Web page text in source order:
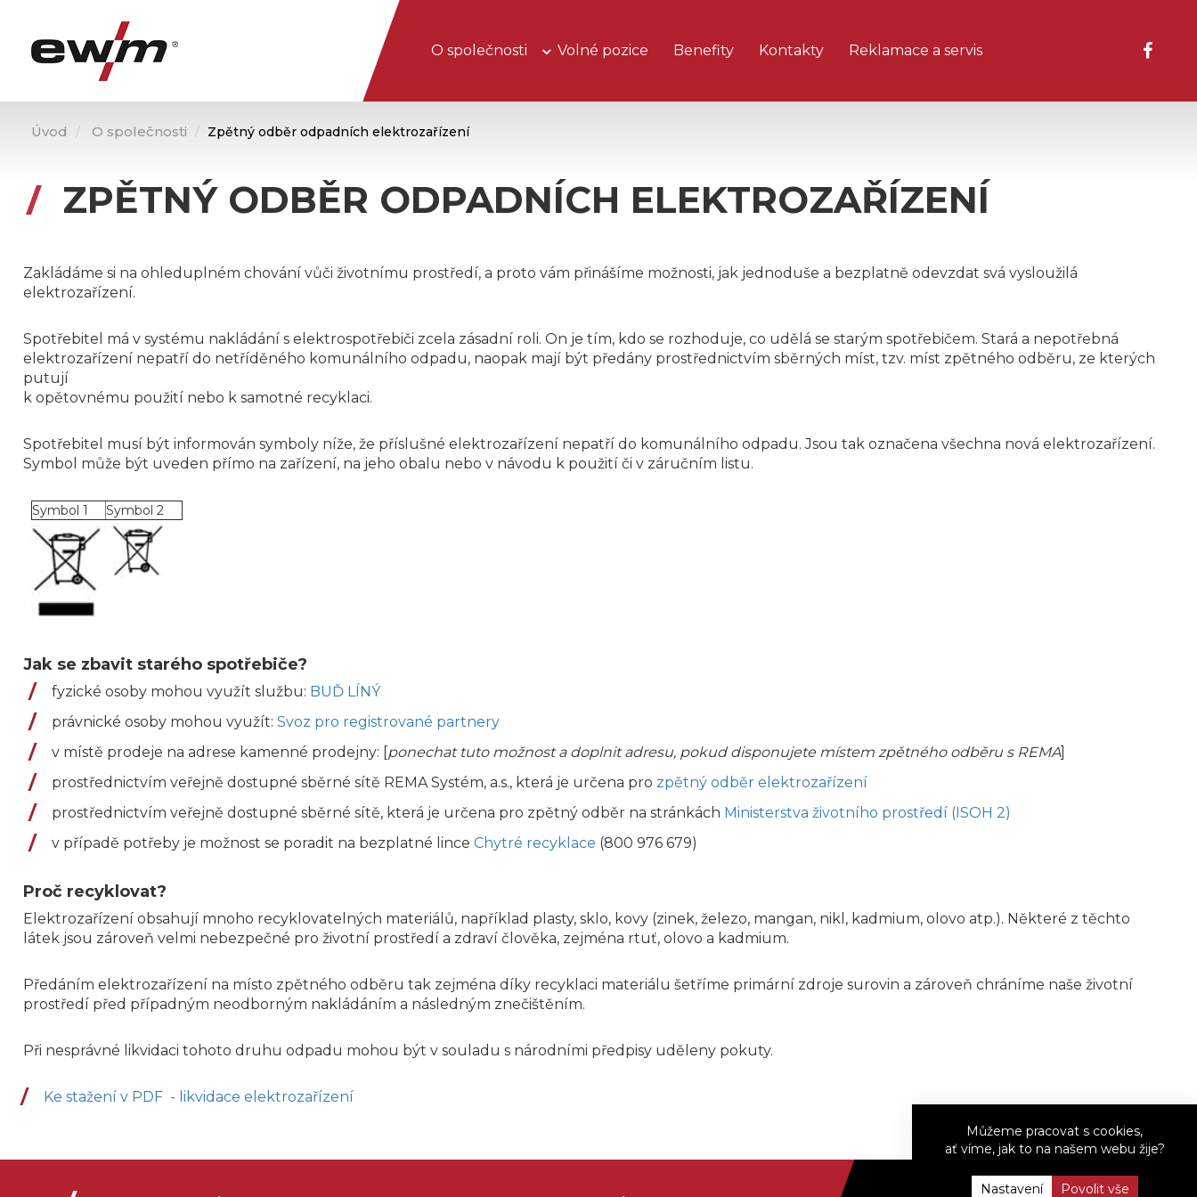
O společnosti Volné pozice Benefity Kontakty Reklamace a servis
Můžeme pracovat s cookies,
ať víme, jak to na našem webu žije?
Nastavení
Úvod O společnosti Zpětný odběr odpadních elektrozařízení
ZPĚTNÝ ODBĚR ODPADNÍCH ELEKTROZAŘÍZENÍ
Zakládáme si na ohleduplném chování vůči životnímu prostředí, a proto vám přinášíme možnosti, jak jednoduše a bezplatně odevzdat svá vysloužilá
elektrozařízení.
Spotřebitel má v systému nakládání s elektrospotřebiči zcela zásadní roli. On je tím, kdo se rozhoduje, co udělá se starým spotřebičem. Stará a nepotřebná
elektrozařízení nepatří do netříděného komunálního odpadu, naopak mají být předány prostřednictvím sběrných míst, tzv. míst zpětného odběru, ze kterých
putují
k opětovnému použití nebo k samotné recyklaci.
Spotřebitel musí být informován symboly níže, že příslušné elektrozařízení nepatří do komunálního odpadu. Jsou tak označena všechna nová elektrozařízení.
Symbol může být uveden přímo na zařízení, na jeho obalu nebo v návodu k použití či v záručním listu.
Symbol 1 Symbol 2
Jak se zbavit starého spotřebiče?
fyzické osoby mohou využít službu: BUĎ LÍNÝ
právnické osoby mohou využít: Svoz pro registrované partnery
v místě prodeje na adrese kamenné prodejny: [ponechat tuto možnost a doplnit adresu, pokud disponujete místem zpětného odběru s REMA]
prostřednictvím veřejně dostupné sběrné sítě REMA Systém, a.s., která je určena pro zpětný odběr elektrozařízení
prostřednictvím veřejně dostupné sběrné sítě, která je určena pro zpětný odběr na stránkách Ministerstva životního prostředí (ISOH 2)
v případě potřeby je možnost se poradit na bezplatné lince Chytré recyklace (800 976 679)
Proč recyklovat?
Elektrozařízení obsahují mnoho recyklovatelných materiálů, například plasty, sklo, kovy (zinek, železo, mangan, nikl, kadmium, olovo atp.). Některé z těchto
látek jsou zároveň velmi nebezpečné pro životní prostředí a zdraví člověka, zejména rtuť, olovo a kadmium.
Předáním elektrozařízení na místo zpětného odběru tak zejména díky recyklaci materiálu šetříme primární zdroje surovin a zároveň chráníme naše životní
prostředí před případným neodborným nakládáním a následným znečištěním.
Při nesprávné likvidaci tohoto druhu odpadu mohou být v souladu s národními předpisy uděleny pokuty.
Ke stažení v PDF - likvidace elektrozařízení
Copyright © 2022